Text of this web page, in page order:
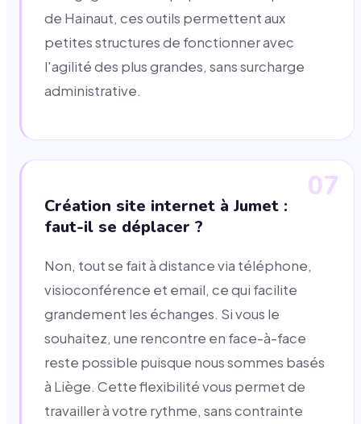
de Hainaut, ces outils permettent aux
petites structures de fonctionner avec
l'agilité des plus grandes, sans surcharge
administrative.
07
Création site internet à Jumet :
faut-il se déplacer ?
Non, tout se fait à distance via téléphone,
visioconférence et email, ce qui facilite
grandement les échanges. Si vous le
souhaitez, une rencontre en face-à-face
reste possible puisque nous sommes basés
à Liège. Cette flexibilité vous permet de
travailler à votre rythme, sans contrainte